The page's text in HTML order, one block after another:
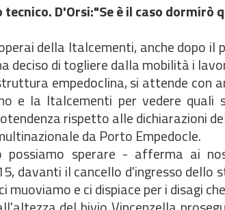
D'Orsi:"Se è il caso
della Italcementi, anche dopo il
deciso di togliere dalla mobilità i
empedoclina, si attende con
e la Italcementi per vedere
rispetto alle dichiarazioni
da Porto Empedocle.
possiamo sperare - afferma ai
davanti il cancello d'ingresso
muoviamo e ci dispiace per i disagi